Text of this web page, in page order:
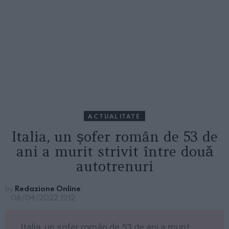
ACTUALITATE
Italia, un șofer român de 53 de
ani a murit strivit între două
autotrenuri
by Redazione Online
06/04/2022, 12:12